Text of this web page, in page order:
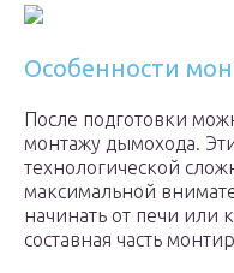
Особенности
После подготовки
монтажу дымохода.
технологической
максимальной
начинать от печи или
составная часть